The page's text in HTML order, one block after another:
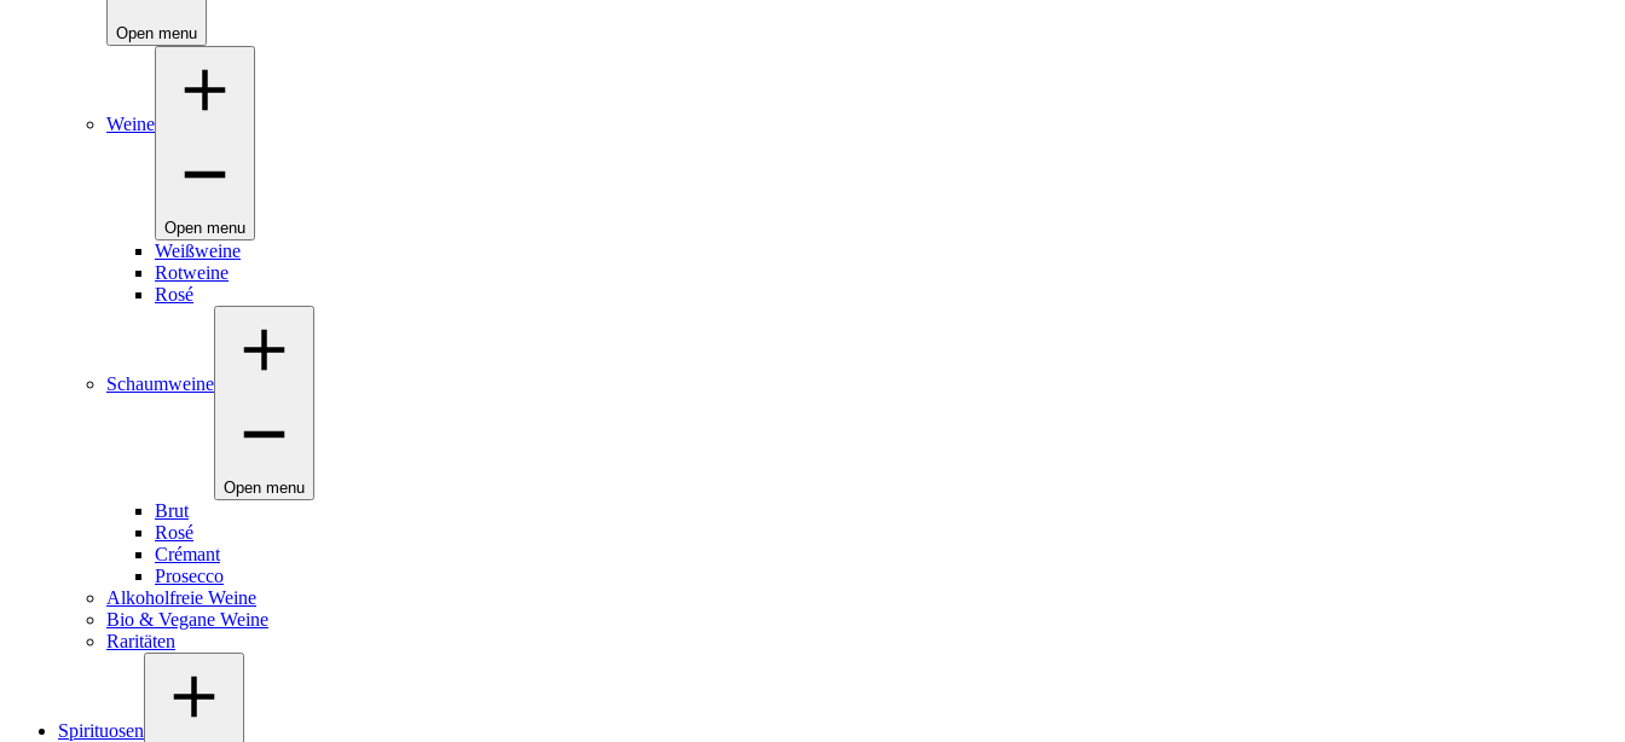
Open menu
Weine
Open menu
Weißweine
Rotweine
Rosé
Schaumweine
Open menu
Brut
Rosé
Crémant
Prosecco
Alkoholfreie Weine
Bio & Vegane Weine
Raritäten
Spirituosen